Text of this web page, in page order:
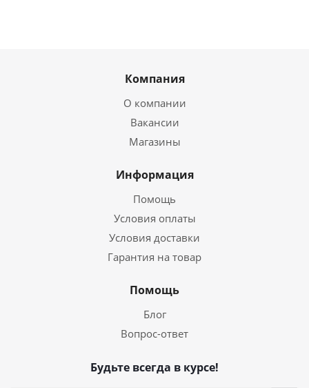
Компания
О компании
Вакансии
Магазины
Информация
Помощь
Условия оплаты
Условия доставки
Гарантия на товар
Помощь
Блог
Вопрос-ответ
Будьте всегда в курсе!